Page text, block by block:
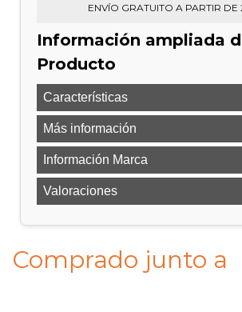
ENVÍO GRATUITO A PARTIR
Información ampliada
Producto
Características
Más información
Información Marca
Valoraciones
Comprado junto a